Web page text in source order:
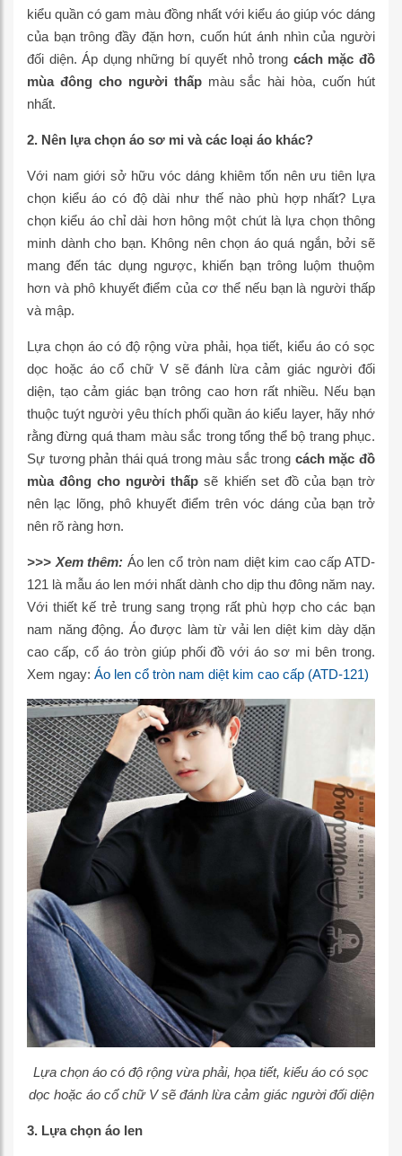
kiểu quần có gam màu đồng nhất với kiểu áo giúp vóc dáng
của bạn trông đầy đặn hơn, cuốn hút ánh nhìn của người
đối diện. Áp dụng những bí quyết nhỏ trong cách mặc đồ
mùa đông cho người thấp màu sắc hài hòa, cuốn hút
nhất.
2. Nên lựa chọn áo sơ mi và các loại áo khác?
Với nam giới sở hữu vóc dáng khiêm tốn nên ưu tiên lựa
chọn kiểu áo có độ dài như thế nào phù hợp nhất? Lựa
chọn kiểu áo chỉ dài hơn hông một chút là lựa chọn thông
minh dành cho bạn. Không nên chọn áo quá ngắn, bởi sẽ
mang đến tác dụng ngược, khiến bạn trông luộm thuộm
hơn và phô khuyết điểm của cơ thể nếu bạn là người thấp
và mập.
Lựa chọn áo có độ rộng vừa phải, họa tiết, kiểu áo có sọc
dọc hoặc áo cổ chữ V sẽ đánh lừa cảm giác người đối
diện, tạo cảm giác bạn trông cao hơn rất nhiều. Nếu bạn
thuộc tuýt người yêu thích phối quần áo kiểu layer, hãy nhớ
rằng đừng quá tham màu sắc trong tổng thể bộ trang phục.
Sự tương phản thái quá trong màu sắc trong cách mặc đồ
mùa đông cho người thấp sẽ khiến set đồ của bạn trờ
nên lạc lõng, phô khuyết điểm trên vóc dáng của bạn trở
nên rõ ràng hơn.
>>> Xem thêm: Áo len cổ tròn nam diệt kim cao cấp ATD-
121 là mẫu áo len mới nhất dành cho dịp thu đông năm nay.
Với thiết kế trẻ trung sang trọng rất phù hợp cho các bạn
nam năng động. Áo được làm từ vải len diệt kim dày dặn
cao cấp, cổ áo tròn giúp phối đồ với áo sơ mi bên trong.
Xem ngay: Áo len cổ tròn nam diệt kim cao cấp (ATD-121)
Lựa chọn áo có độ rộng vừa phải, họa tiết, kiểu áo có sọc
dọc hoặc áo cổ chữ V sẽ đánh lừa cảm giác người đối diện
3. Lựa chọn áo len